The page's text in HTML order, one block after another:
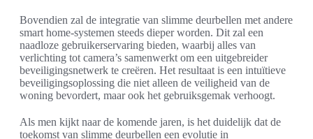
Bovendien zal de integratie van slimme deurbellen met andere
smart home-systemen steeds dieper worden. Dit zal een
naadloze gebruikerservaring bieden, waarbij alles van
verlichting tot camera’s samenwerkt om een uitgebreider
beveiligingsnetwerk te creëren. Het resultaat is een intuïtieve
beveiligingsoplossing die niet alleen de veiligheid van de
woning bevordert, maar ook het gebruiksgemak verhoogt.
Als men kijkt naar de komende jaren, is het duidelijk dat de
toekomst van slimme deurbellen een evolutie in